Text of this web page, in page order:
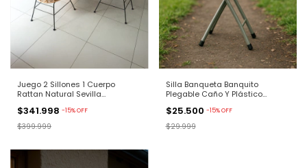
Juego 2 Sillones 1 Cuerpo
Rattan Natural Sevilla
$341.998 -15%OFF
$399.999
Silla Banqueta Banquito
Plegable Caño Y Plástico
$25.500 -15%OFF
$29.999